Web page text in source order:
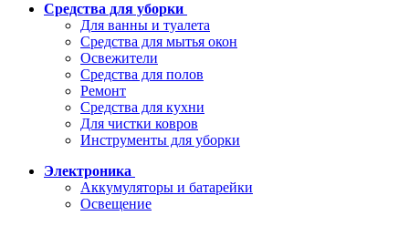
Средства для уборки
Для ванны и туалета
Средства для мытья окон
Освежители
Средства для полов
Ремонт
Средства для кухни
Для чистки ковров
Инструменты для уборки
Электроника
Аккумуляторы и батарейки
Освещение